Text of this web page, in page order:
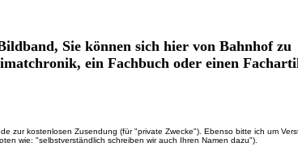
Sie können sich hier von Bahnhof zu
ein Fachbuch oder einen
zur kostenlosen Zusendung (für "private Zwecke"). Ebenso bitte ich um
wie: "selbstverständlich schreiben wir auch Ihren Namen dazu").